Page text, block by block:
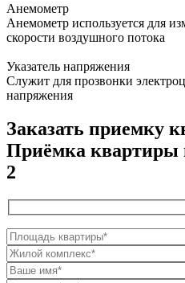
Анемометр
Анемометр используется для
скорости воздушного потока
Указатель напряжения
Служит для прозвонки
напряжения
Заказать приемку
Приёмка
2